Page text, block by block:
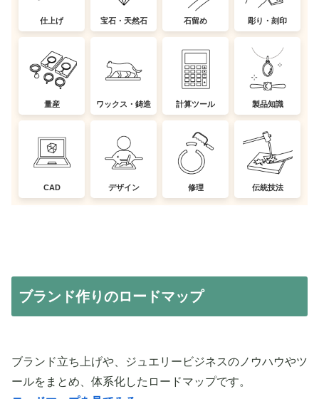
仕上げ 宝石・天然石 石留め 彫り・刻印
量産 ワックス・鋳造 計算ツール 製品知識
CAD デザイン 修理 伝統技法
ブランド作りのロードマップ
ブランド立ち上げや、ジュエリービジネスのノウハウやツ
ールをまとめ、体系化したロードマップです。